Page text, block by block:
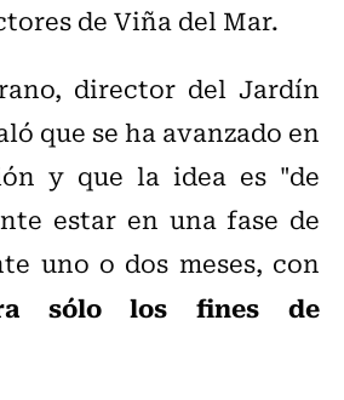
de Viña del Mar.
director del Jardín
que se ha avanzado en
y que la idea es "de
estar en una fase de
uno o dos meses, con
sólo los fines de